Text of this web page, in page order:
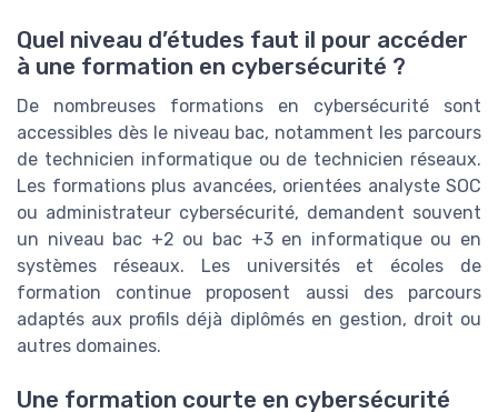
Quel niveau d’études faut il pour accéder
à une formation en cybersécurité ?
De nombreuses formations en cybersécurité sont
accessibles dès le niveau bac, notamment les parcours
de technicien informatique ou de technicien réseaux.
Les formations plus avancées, orientées analyste SOC
ou administrateur cybersécurité, demandent souvent
un niveau bac +2 ou bac +3 en informatique ou en
systèmes réseaux. Les universités et écoles de
formation continue proposent aussi des parcours
adaptés aux profils déjà diplômés en gestion, droit ou
autres domaines.
Une formation courte en cybersécurité